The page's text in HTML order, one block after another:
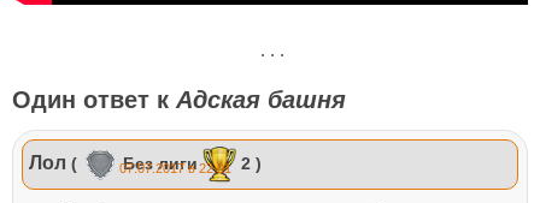
. . .
Один ответ к Адская башня
Лол ( Без лиги 2 )
07.07.2017 в 22:01